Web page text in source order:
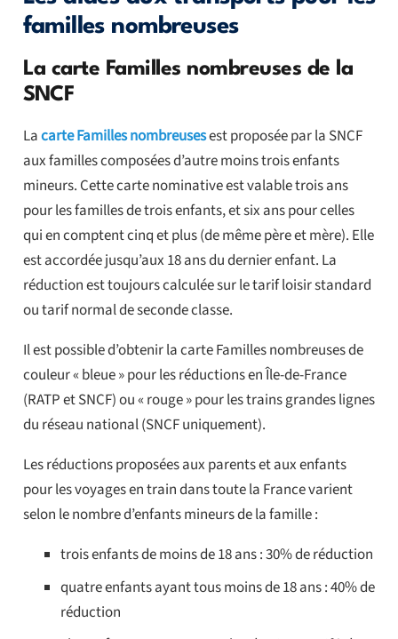
familles nombreuses
La carte Familles nombreuses de la
SNCF
Lacarte Familles nombreusesest proposée par la SNCF
aux familles composées d’autre moins trois enfants
mineurs. Cette carte nominative est valable trois ans
pour les familles de trois enfants, et six ans pour celles
qui en comptent cinq et plus (de même père et mère). Elle
est accordée jusqu’aux 18 ans du dernier enfant. La
réduction est toujours calculée sur le tarif loisir standard
ou tarif normal de seconde classe.
Il est possible d’obtenir la carte Familles nombreuses de
couleur « bleue » pour les réductions en Île-de-France
(RATP et SNCF) ou « rouge » pour les trains grandes lignes
du réseau national (SNCF uniquement).
Les réductions proposées aux parents et aux enfants
pour les voyages en train dans toute la France varient
selon le nombre d’enfants mineurs de la famille :
trois enfants de moins de 18 ans : 30% de réduction
quatre enfants ayant tous moins de 18 ans : 40% de
réduction